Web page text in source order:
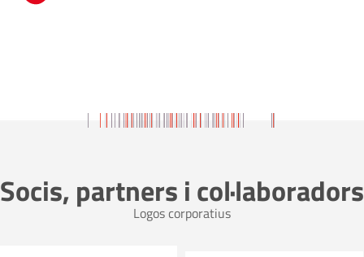
Socis, partners i col·laboradors
Logos corporatius